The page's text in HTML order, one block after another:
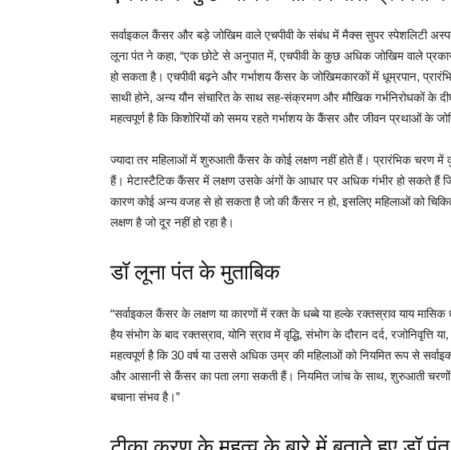
सर्वाइकल कैंसर और बड़े जोखिम वाले एचपीवी के संबंध में मैक्स सुपर स्पेशलिटी
लूना पंत ने कहा, “एक छोटे से अनुपात में, एचपीवी के कुछ अधिक जोखिम वाले
हो सकता है। एचपीवी बढ़ने और गर्भाशय कैंसर के जोखिमकारकों में धूम्रपान,
साथी होने, अन्य यौन संचारित के साथ सह-संक्रमण और मौखिक गर्भनिरोधकों के
महत्वपूर्ण है कि किशोरियों को समय रहते गर्भाशय के कैंसर और जीवन प्रथाओं के
ज्यादा तर महिलाओं में शुरुआती कैंसर के कोई लक्षण नहीं होते हैं। प्रारंभिक चरण
हैं। मेटास्टैटिक कैंसर में लक्षण उसके अंगों के आधार पर अधिक गंभीर हो सकते हैं
कारण कोई अन्य वजह से हो सकता है जो की कैंसर न हो, इसलिए महिलाओं को
लक्षण है जो दूर नहीं हो रहा है।
डॉ लूना पंत के मुताबिक
“सर्वाइकल कैंसर के लक्षण या कारणों में रक्त के धब्बे या हल्के रक्तस्राव याय मासिक
हैय संभोग के बाद रक्तस्राव, योनि स्राव में वृद्धि, संभोग के दौरान दर्द, रजोनिवृत्ति
महत्वपूर्ण है कि 30 वर्ष या उससे अधिक उम्र की महिलाओं को नियमित रूप से
और आसानी से कैंसर का पता लगा सकती हैं। नियमित जांच के साथ, शुरुआती
बचाना संभव है।”